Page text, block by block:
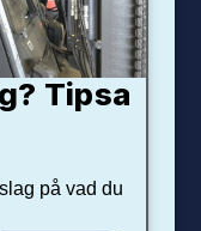
Tipsa
på vad du